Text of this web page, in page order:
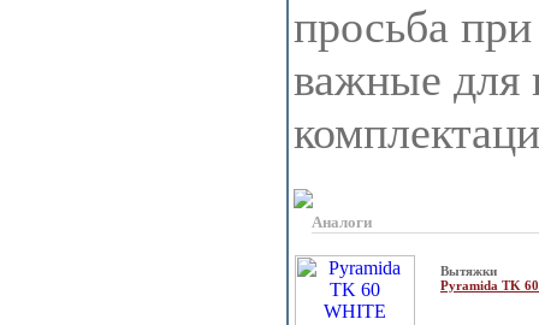
просьба
важные для
Аналоги
Вытяжки
Pyramida TK